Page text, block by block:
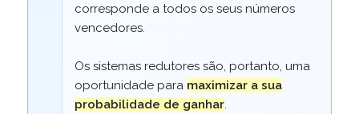
corresponde a todos os seus números
vencedores.
Os sistemas redutores são, portanto, uma
oportunidade para maximizar a sua
probabilidade de ganhar.